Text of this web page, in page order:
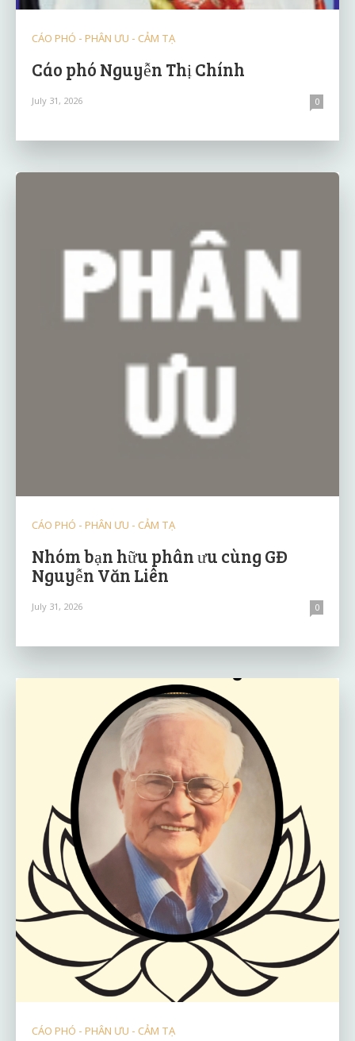
CÁO PHÓ - PHÂN ƯU - CẢM TẠ
Cáo phó Nguyễn Thị Chính
July 31, 2026 0
CÁO PHÓ - PHÂN ƯU - CẢM TẠ
Nhóm bạn hữu phân ưu cùng GĐ
Nguyễn Văn Liên
July 31, 2026 0
CÁO PHÓ - PHÂN ƯU - CẢM TẠ